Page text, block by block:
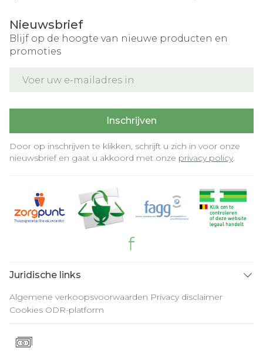
Nieuwsbrief
Blijf op de hoogte van nieuwe producten en
promoties
Inschrijven
Door op inschrijven te klikken, schrijft u zich in voor onze
nieuwsbrief en gaat u akkoord met onze privacy policy.
Juridische links
Algemene verkoopsvoorwaarden Privacy disclaimer
Cookies ODR-platform